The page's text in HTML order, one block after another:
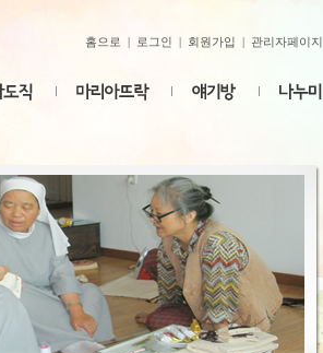
홈으로 | 로그인 | 회원가입 | 관리자페이지